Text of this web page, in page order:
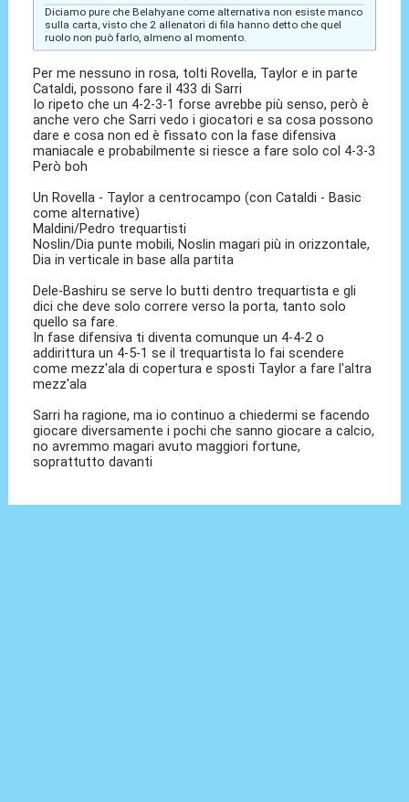
Diciamo pure che Belahyane come alternativa non esiste manco
sulla carta, visto che 2 allenatori di fila hanno detto che quel
ruolo non può farlo, almeno al momento.
Per me nessuno in rosa, tolti Rovella, Taylor e in parte
Cataldi, possono fare il 433 di Sarri
Io ripeto che un 4-2-3-1 forse avrebbe più senso, però è
anche vero che Sarri vedo i giocatori e sa cosa possono
dare e cosa non ed è fissato con la fase difensiva
maniacale e probabilmente si riesce a fare solo col 4-3-3
Però boh
Un Rovella - Taylor a centrocampo (con Cataldi - Basic
come alternative)
Maldini/Pedro trequartisti
Noslin/Dia punte mobili, Noslin magari più in orizzontale,
Dia in verticale in base alla partita
Dele-Bashiru se serve lo butti dentro trequartista e gli
dici che deve solo correre verso la porta, tanto solo
quello sa fare.
In fase difensiva ti diventa comunque un 4-4-2 o
addirittura un 4-5-1 se il trequartista lo fai scendere
come mezz'ala di copertura e sposti Taylor a fare l'altra
mezz'ala
Sarri ha ragione, ma io continuo a chiedermi se facendo
giocare diversamente i pochi che sanno giocare a calcio,
no avremmo magari avuto maggiori fortune,
soprattutto davanti